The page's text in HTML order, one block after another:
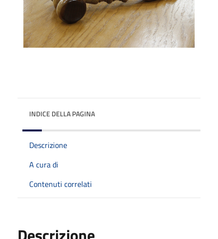
INDICE DELLA PAGINA
Descrizione
A cura di
Contenuti correlati